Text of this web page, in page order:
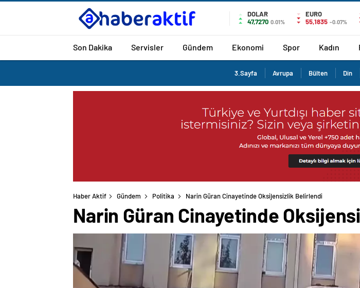
DOLAR
47,7270 0.01%
EURO
55,1835 -0.07%
Son Dakika Servisler Gündem Ekonomi Spor Kadın
3.Sayfa Avrupa Bülten Din
Haber Aktif Gündem Politika Narin Güran Cinayetinde Oksijensizlik Belirlendi
Narin Güran Cinayetinde